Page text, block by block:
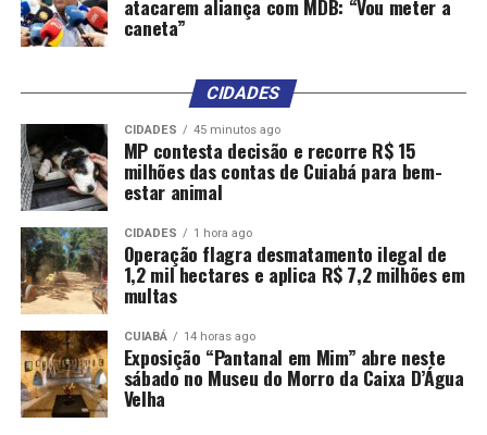
atacarem aliança com MDB: “Vou meter a
caneta”
CIDADES
CIDADES 45 minutos ago
MP contesta decisão e recorre R$ 15
milhões das contas de Cuiabá para bem-
estar animal
CIDADES 1 hora ago
Operação flagra desmatamento ilegal de
1,2 mil hectares e aplica R$ 7,2 milhões em
multas
CUIABÁ 14 horas ago
Exposição “Pantanal em Mim” abre neste
sábado no Museu do Morro da Caixa D’Água
Velha